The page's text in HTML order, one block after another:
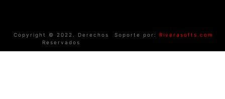
Copyright © 2022. Derechos
Reservados
Soporte por: Riverasofts.com